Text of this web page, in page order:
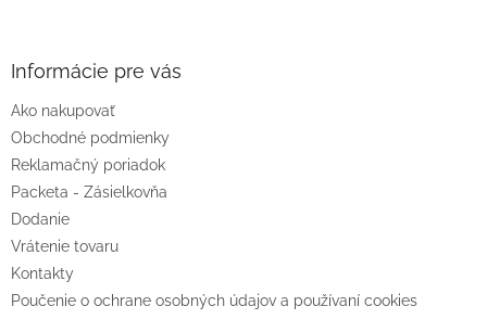
e
Informácie pre vás
Ako nakupovať
Obchodné podmienky
Reklamačný poriadok
Packeta - Zásielkovňa
Dodanie
Vrátenie tovaru
Kontakty
Poučenie o ochrane osobných údajov a používaní cookies